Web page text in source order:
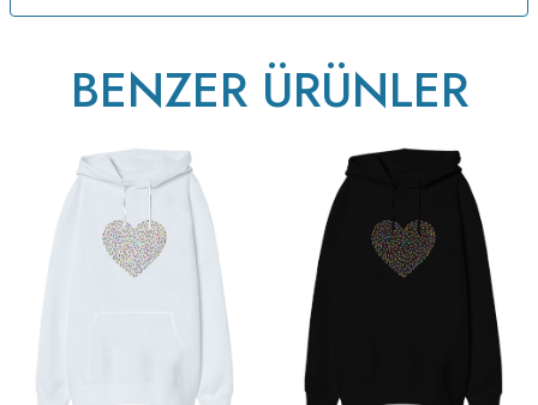
v233.25
BENZER ÜRÜNLER